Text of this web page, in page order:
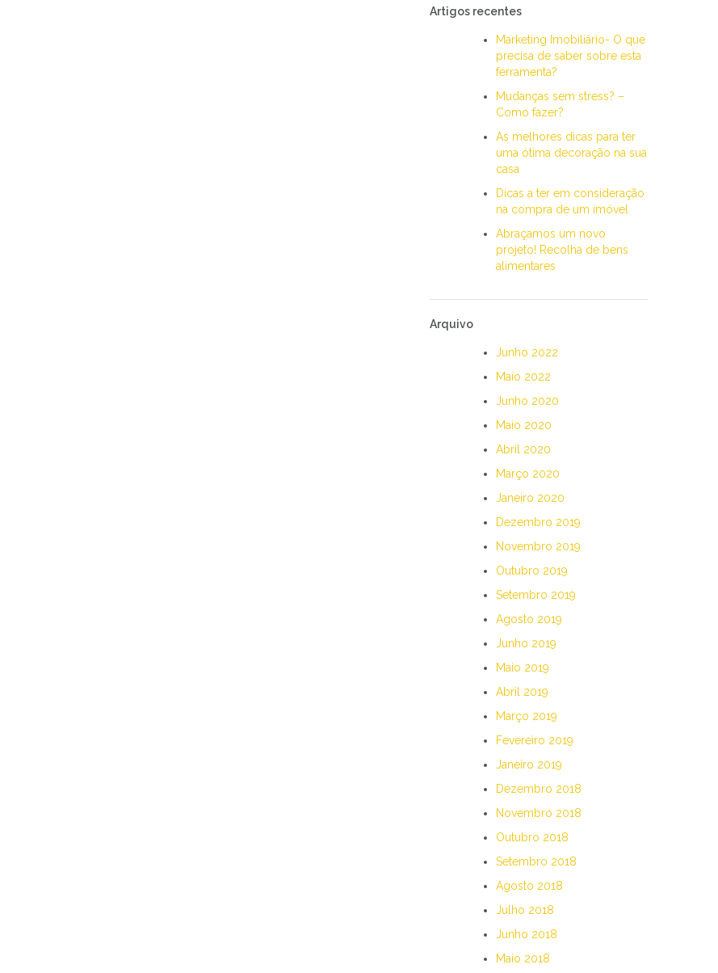
Artigos recentes
Marketing Imobiliário- O que
precisa de saber sobre esta
ferramenta?
Mudanças sem stress? –
Como fazer?
As melhores dicas para ter
uma ótima decoração na sua
casa
Dicas a ter em consideração
na compra de um imóvel
Abraçamos um novo
projeto! Recolha de bens
alimentares
Arquivo
Junho 2022
Maio 2022
Junho 2020
Maio 2020
Abril 2020
Março 2020
Janeiro 2020
Dezembro 2019
Novembro 2019
Outubro 2019
Setembro 2019
Agosto 2019
Junho 2019
Maio 2019
Abril 2019
Março 2019
Fevereiro 2019
Janeiro 2019
Dezembro 2018
Novembro 2018
Outubro 2018
Setembro 2018
Agosto 2018
Julho 2018
Junho 2018
Maio 2018